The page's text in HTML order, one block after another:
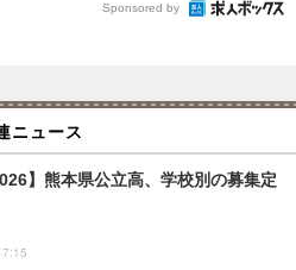
Sponsored by
ニュース
】熊本県公立高、学校別の募集定